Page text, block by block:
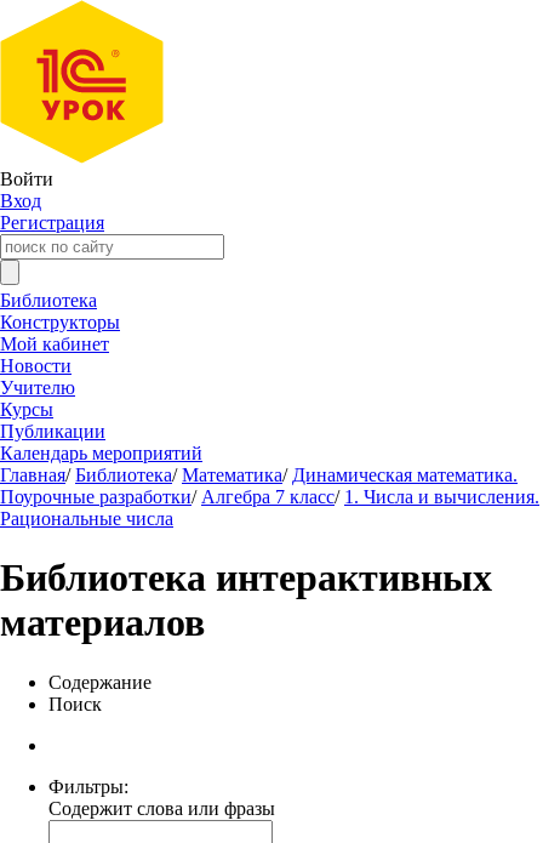
Войти
Вход
Регистрация
Библиотека
Конструкторы
Мой кабинет
Новости
Учителю
Курсы
Публикации
Календарь мероприятий
Главная/ Библиотека/ Математика/ Динамическая математика.
Поурочные разработки/ Алгебра 7 класс/ 1. Числа и вычисления.
Рациональные числа
Библиотека интерактивных
материалов
Содержание
Поиск
Фильтры:
Содержит слова или фразы